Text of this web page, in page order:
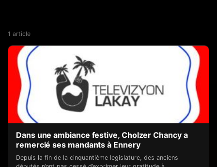
1 article
Dans une ambiance festive, Cholzer Chancy a
remercié ses mandants à Ennery
Depuis la fin de la cinquantième legislature, des anciens